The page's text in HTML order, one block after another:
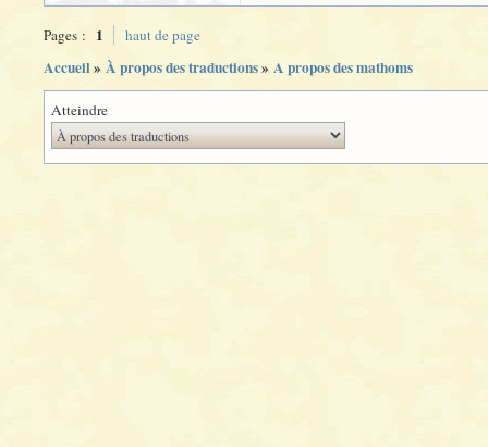
Pages : 1 haut de page
Accueil» À propos des traductions» A propos des mathoms
Atteindre